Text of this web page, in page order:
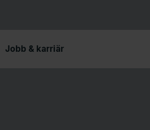
Jobb & karriär